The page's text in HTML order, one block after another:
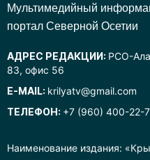
Наименование издания:
Mультимедийный
портал Северной Осетии
АДРЕС РЕДАКЦИИ: РСО-
83, офис 56
E-MAIL: krilyatv@gmail.com
ТЕЛЕФОН: +7 (960) 400-22-